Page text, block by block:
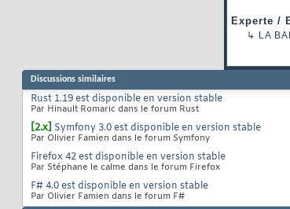
Experte /
↳ LA
Discussions similaires
Rust 1.19 est disponible en version stable
Par Hinault Romaric dans le forum Rust
[2.x] Symfony 3.0 est disponible en version stable
Par Olivier Famien dans le forum Symfony
Firefox 42 est disponible en version stable
Par Stéphane le calme dans le forum Firefox
F# 4.0 est disponible en version stable
Par Olivier Famien dans le forum F#